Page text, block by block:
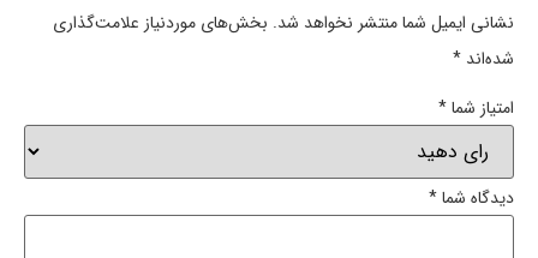
نشانی ایمیل شما منتشر نخواهد شد. بخش‌های موردنیاز علامت‌گذاری
شده‌اند *
امتیاز شما*
دیدگاه شما*